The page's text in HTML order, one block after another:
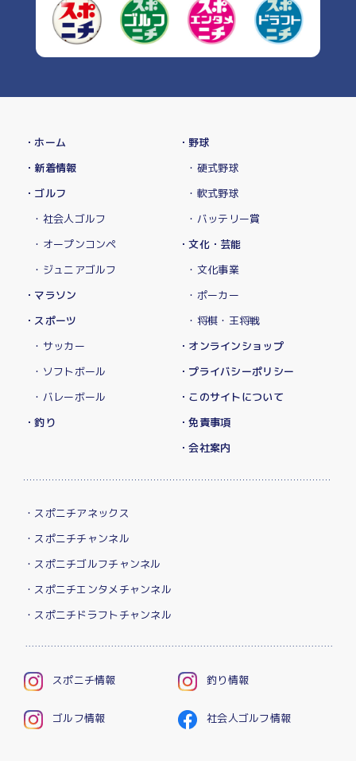
・ホーム
・新着情報
・ゴルフ
・社会人ゴルフ
・オープンコンペ
・ジュニアゴルフ
・マラソン
・スポーツ
・サッカー
・ソフトボール
・バレーボール
・釣り
・野球
・硬式野球
・軟式野球
・バッテリー賞
・文化・芸能
・文化事業
・ポーカー
・将棋・王将戦
・オンラインショップ
・プライバシーポリシー
・このサイトについて
・免責事項
・会社案内
・スポニチアネックス
・スポニチチャンネル
・スポニチゴルフチャンネル
・スポニチエンタメチャンネル
・スポニチドラフトチャンネル
スポニチ情報 釣り情報
ゴルフ情報 社会人ゴルフ情報